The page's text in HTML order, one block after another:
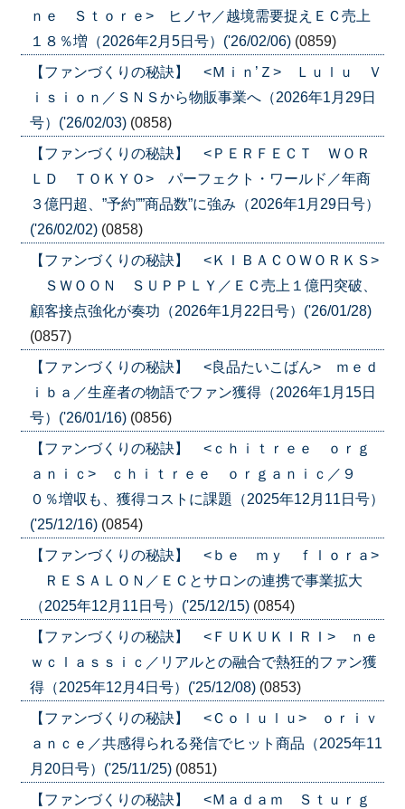
ｎｅ Ｓｔｏｒｅ> ヒノヤ／越境需要捉えＥＣ売上
１８％増（2026年2月5日号）('26/02/06) (0859)
【ファンづくりの秘訣】 <Ｍｉｎ’Ｚ> Ｌｕｌｕ Ｖ
ｉｓｉｏｎ／ＳＮＳから物販事業へ（2026年1月29日
号）('26/02/03) (0858)
【ファンづくりの秘訣】 <ＰＥＲＦＥＣＴ ＷＯＲ
ＬＤ ＴＯＫＹＯ> パーフェクト・ワールド／年商
３億円超、”予約””商品数”に強み（2026年1月29日号）
('26/02/02) (0858)
【ファンづくりの秘訣】 <ＫＩＢＡＣＯＷＯＲＫＳ>
ＳＷＯＯＮ ＳＵＰＰＬＹ／ＥＣ売上１億円突破、
顧客接点強化が奏功（2026年1月22日号）('26/01/28)
(0857)
【ファンづくりの秘訣】 <良品たいこばん> ｍｅｄ
ｉｂａ／生産者の物語でファン獲得（2026年1月15日
号）('26/01/16) (0856)
【ファンづくりの秘訣】 <ｃｈｉｔｒｅｅ ｏｒｇ
ａｎｉｃ> ｃｈｉｔｒｅｅ ｏｒｇａｎｉｃ／９
０％増収も、獲得コストに課題（2025年12月11日号）
('25/12/16) (0854)
【ファンづくりの秘訣】 <ｂｅ ｍｙ ｆｌｏｒａ>
ＲＥＳＡＬＯＮ／ＥＣとサロンの連携で事業拡大
（2025年12月11日号）('25/12/15) (0854)
【ファンづくりの秘訣】 <ＦＵＫＵＫＩＲＩ> ｎｅ
ｗｃｌａｓｓｉｃ／リアルとの融合で熱狂的ファン獲
得（2025年12月4日号）('25/12/08) (0853)
【ファンづくりの秘訣】 <Ｃｏｌｕｌｕ> ｏｒｉｖ
ａｎｃｅ／共感得られる発信でヒット商品（2025年11
月20日号）('25/11/25) (0851)
【ファンづくりの秘訣】 <Ｍａｄａｍ Ｓｔｕｒｇ